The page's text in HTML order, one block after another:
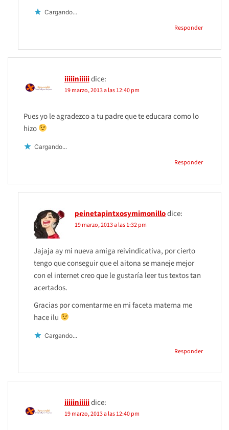
Cargando...
Responder
iiiiiniiiiidice:
19 marzo, 2013 a las 12:40 pm
Pues yo le agradezco a tu padre que te educara como lo
hizo
Cargando...
Responder
peinetapintxosymimonillodice:
19 marzo, 2013 a las 1:32 pm
Jajaja ay mi nueva amiga reivindicativa, por cierto
tengo que conseguir que el aitona se maneje mejor
con el internet creo que le gustaría leer tus textos tan
acertados.
Gracias por comentarme en mi faceta materna me
hace ilu
Cargando...
Responder
iiiiiniiiiidice:
19 marzo, 2013 a las 12:40 pm